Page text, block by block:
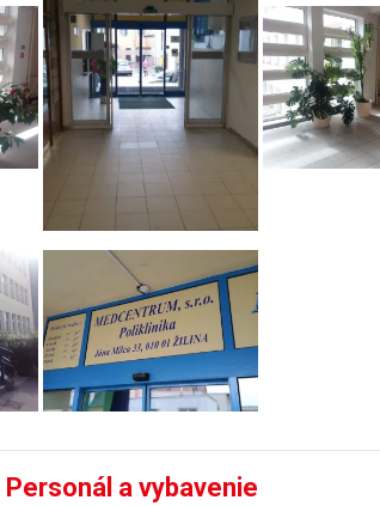
Personál a vybavenie